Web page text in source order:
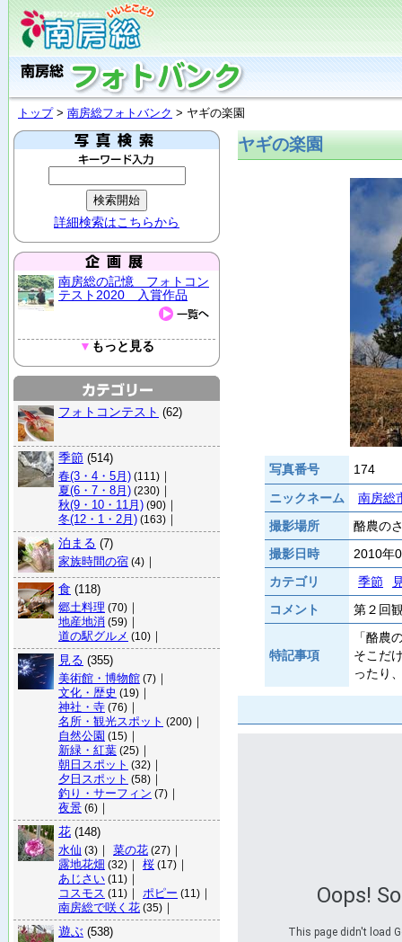
トップ> 南房総フォトバンク > ヤギの楽園
詳細検索はこちらから
南房総の記憶 フォトコン
テスト2020 入賞作品
▼ もっと見る
フォトコンテスト (62)
季節 (514)
春(3・4・5月) (111) ｜
夏(6・7・8月) (230) ｜
秋(9・10・11月) (90) ｜
冬(12・1・2月) (163) ｜
泊まる (7)
家族時間の宿 (4) ｜
食 (118)
郷土料理 (70) ｜
地産地消 (59) ｜
道の駅グルメ (10) ｜
見る (355)
美術館・博物館 (7) ｜
文化・歴史 (19) ｜
神社・寺 (76) ｜
名所・観光スポット (200) ｜
自然公園 (15) ｜
新緑・紅葉 (25) ｜
朝日スポット (32) ｜
夕日スポット (58) ｜
釣り・サーフィン (7) ｜
夜景 (6) ｜
花 (148)
水仙 (3) ｜ 菜の花 (27) ｜
露地花畑 (32) ｜ 桜 (17) ｜
あじさい (11) ｜
コスモス (11) ｜ ポピー (11) ｜
南房総で咲く花 (35) ｜
遊ぶ (538)
ヤギの楽園
写真番号
174
ニックネーム
南房総
撮影場所
酪農の
撮影日時
2010年
カテゴリ
季節
コメント
第２回
特記事項
「酪農
そこだ
ったり
Oops!
This page didn't load